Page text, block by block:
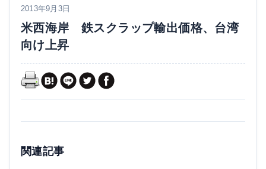
2013年9月3日
米西海岸 鉄スクラップ輸出価格、台湾
向け上昇
関連記事